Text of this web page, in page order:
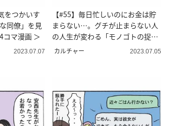
をつかいす
同僚」を見
コマ漫画 ＞
2023.07.07
【#55】毎日忙しいのにお金は貯
まらない…。グチが止まらない人
の人生が変わる「モノゴトの捉え
方」＜4コマ漫画＞
カルチャー 2023.07.05